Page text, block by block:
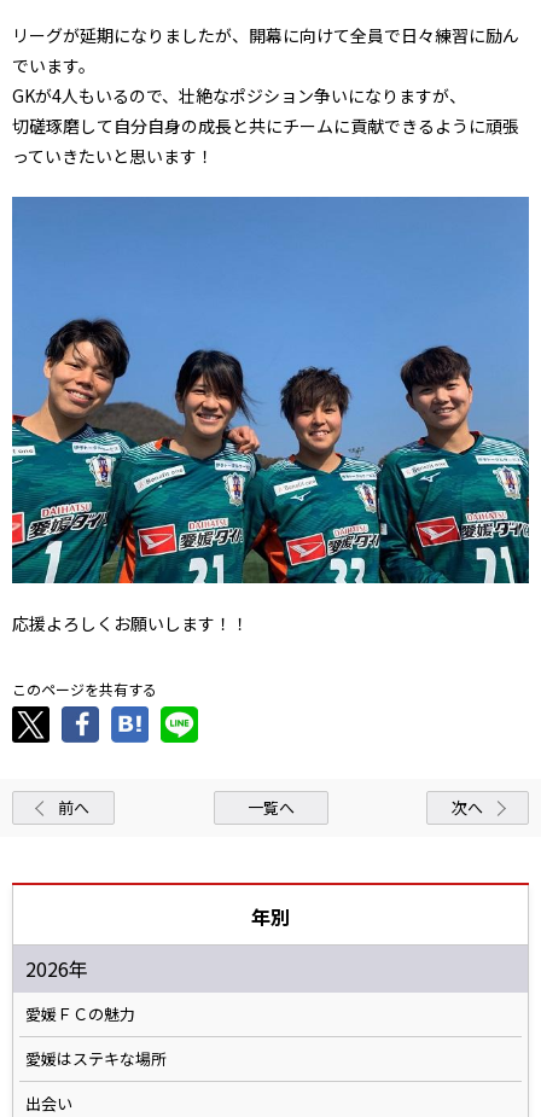
リーグが延期になりましたが、開幕に向けて全員で日々練習に励ん
でいます。
GKが4人もいるので、壮絶なポジション争いになりますが、
切磋琢磨して自分自身の成長と共にチームに貢献できるように頑張
っていきたいと思います！
応援よろしくお願いします！！
このページを共有する
前へ 一覧へ 次へ
年別
2026年
愛媛ＦＣの魅力
愛媛はステキな場所
出会い